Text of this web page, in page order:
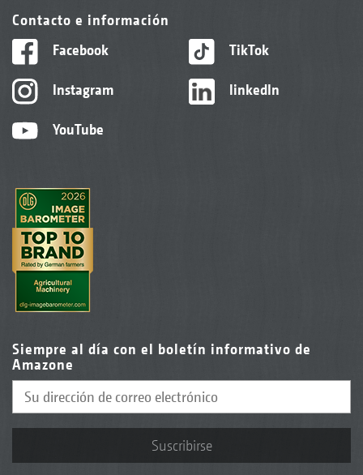
Contacto e información
Facebook
Instagram
YouTube
TikTok
linkedIn
Siempre al día con el boletín informativo de
Amazone
Suscribirse